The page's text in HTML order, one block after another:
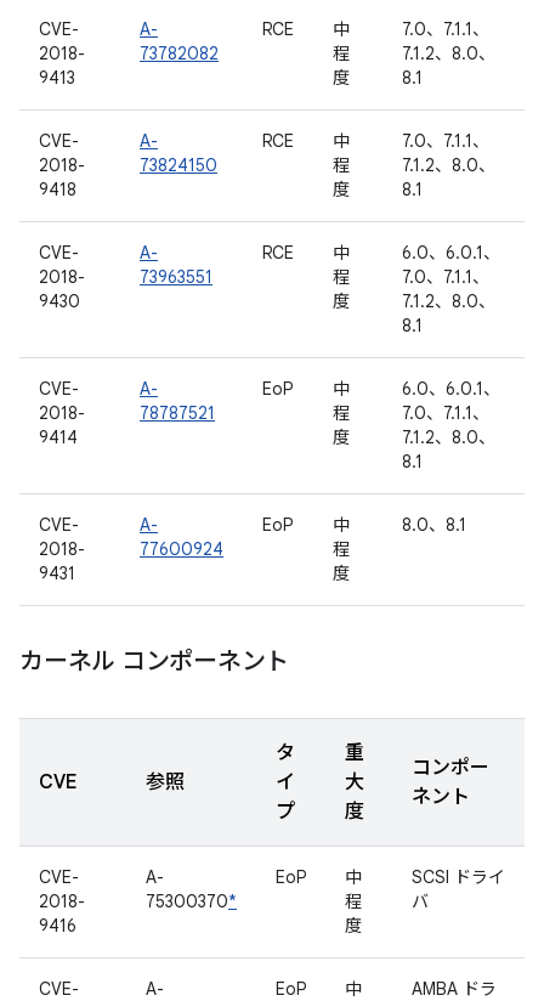
CVE-
2018-
9413
A-
73782082
RCE
中
程
度
7.0、7.1.1、
7.1.2、8.0、
8.1
CVE-
2018-
9418
A-
73824150
RCE
中
程
度
7.0、7.1.1、
7.1.2、8.0、
8.1
CVE-
2018-
9430
A-
73963551
RCE
中
程
度
6.0、6.0.1、
7.0、7.1.1、
7.1.2、8.0、
8.1
CVE-
2018-
9414
A-
78787521
EoP
中
程
度
6.0、6.0.1、
7.0、7.1.1、
7.1.2、8.0、
8.1
CVE-
2018-
9431
A-
77600924
EoP
中
程
度
8.0、8.1
カーネル コンポーネント
CVE 参照
タ
イ
プ
重
大
度
コンポー
ネント
CVE-
2018-
9416
A-
75300370*
EoP
中
程
度
SCSI ドライ
バ
CVE-
A-
EoP
中
AMBA ドラ